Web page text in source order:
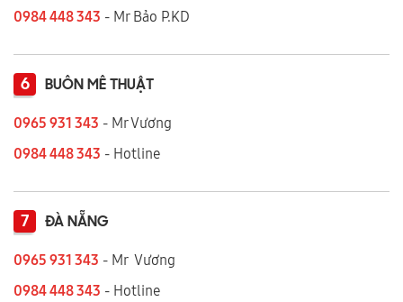
0984 448 343 - Mr Bảo P.KD
6 BUÔN MÊ THUẬT
0965 931 343 - Mr Vương
0984 448 343 - Hotline
7 ĐÀ NẴNG
0965 931 343 - Mr Vương
0984 448 343 - Hotline